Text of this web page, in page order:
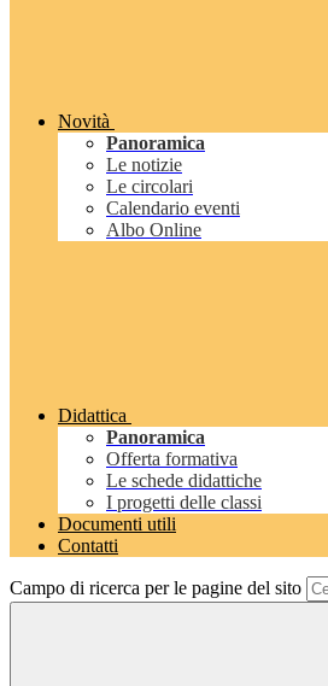
Novità
Panoramica
Le notizie
Le circolari
Calendario eventi
Albo Online
Didattica
Panoramica
Offerta formativa
Le schede didattiche
I progetti delle classi
Documenti utili
Contatti
Campo di ricerca per le pagine del sito